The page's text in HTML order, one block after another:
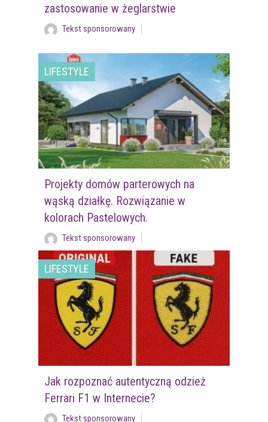
zastosowanie w żeglarstwie
Tekst sponsorowany
LIFESTYLE
Projekty domów parterowych na
wąską działkę. Rozwiązanie w
kolorach Pastelowych.
Tekst sponsorowany
LIFESTYLE
Jak rozpoznać autentyczną odzież
Ferrari F1 w Internecie?
Tekst sponsorowany